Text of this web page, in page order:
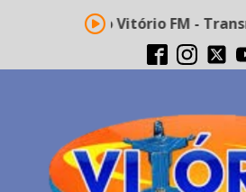
Rádio Vitório FM -